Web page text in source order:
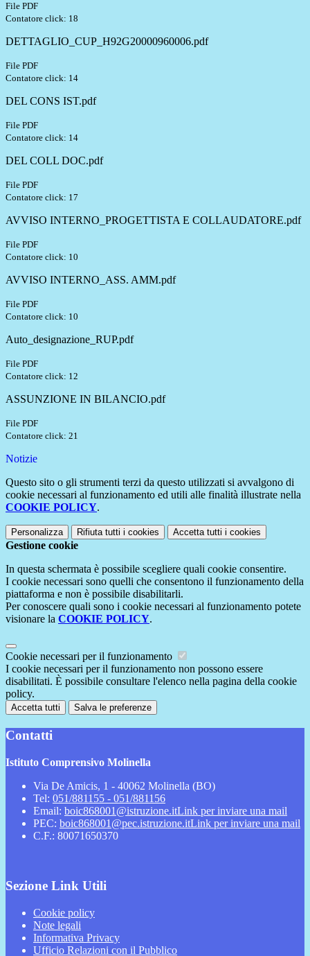
File PDF
Contatore click: 18
DETTAGLIO_CUP_H92G20000960006.pdf
File PDF
Contatore click: 14
DEL CONS IST.pdf
File PDF
Contatore click: 14
DEL COLL DOC.pdf
File PDF
Contatore click: 17
AVVISO INTERNO_PROGETTISTA E COLLAUDATORE.pdf
File PDF
Contatore click: 10
AVVISO INTERNO_ASS. AMM.pdf
File PDF
Contatore click: 10
Auto_designazione_RUP.pdf
File PDF
Contatore click: 12
ASSUNZIONE IN BILANCIO.pdf
File PDF
Contatore click: 21
Notizie
Questo sito o gli strumenti terzi da questo utilizzati si avvalgono di
cookie necessari al funzionamento ed utili alle finalità illustrate nella
COOKIE POLICY.
Personalizza Rifiuta tutti i cookies Accetta tutti i cookies
Gestione cookie
In questa schermata è possibile scegliere quali cookie consentire.
I cookie necessari sono quelli che consentono il funzionamento della
piattaforma e non è possibile disabilitarli.
Per conoscere quali sono i cookie necessari al funzionamento potete
visionare la COOKIE POLICY.
Cookie necessari per il funzionamento
I cookie necessari per il funzionamento non possono essere
disabilitati. È possibile consultare l'elenco nella pagina della cookie
policy.
Accetta tutti Salva le preferenze
Contatti
Istituto Comprensivo Molinella
Via De Amicis, 1 - 40062 Molinella (BO)
Tel: 051/881155 - 051/881156
Email: boic868001@istruzione.itLink per inviare una mail
PEC: boic868001@pec.istruzione.itLink per inviare una mail
C.F.: 80071650370
Sezione Link Utili
Cookie policy
Note legali
Informativa Privacy
Ufficio Relazioni con il Pubblico